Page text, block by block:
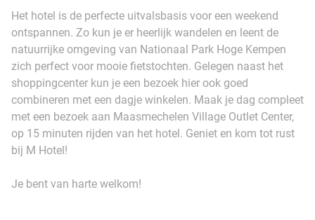
Het hotel is de perfecte uitvalsbasis voor een weekend
ontspannen. Zo kun je er heerlijk wandelen en leent de
natuurrijke omgeving van Nationaal Park Hoge Kempen
zich perfect voor mooie fietstochten. Gelegen naast het
shoppingcenter kun je een bezoek hier ook goed
combineren met een dagje winkelen. Maak je dag compleet
met een bezoek aan Maasmechelen Village Outlet Center,
op 15 minuten rijden van het hotel. Geniet en kom tot rust
bij M Hotel!
Je bent van harte welkom!